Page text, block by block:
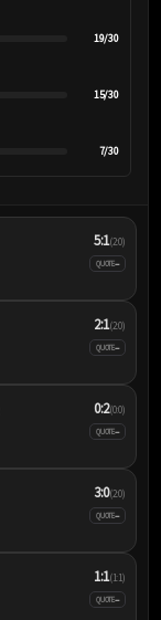
19/30
15/30
7/30
5:1(2:0)
QUOTE–
2:1(2:0)
QUOTE–
0:2(0:0)
QUOTE–
3:0(2:0)
QUOTE–
1:1(1:1)
QUOTE–